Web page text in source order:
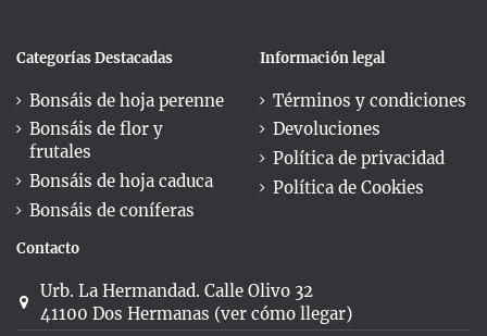
Categorías Destacadas
Bonsáis de hoja perenne
Bonsáis de flor y
frutales
Bonsáis de hoja caduca
Bonsáis de coníferas
Información legal
Términos y condiciones
Devoluciones
Política de privacidad
Política de Cookies
Contacto
Urb. La Hermandad. Calle Olivo 32
41100 Dos Hermanas (ver cómo llegar)